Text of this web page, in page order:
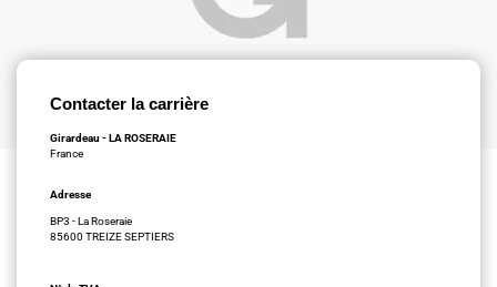
Contacter la carrière
Girardeau - LA ROSERAIE
France
Adresse
BP3 - La Roseraie
85600 TREIZE SEPTIERS